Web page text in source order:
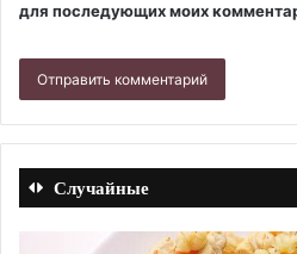
для последующих моих
Случайные
Турецкий